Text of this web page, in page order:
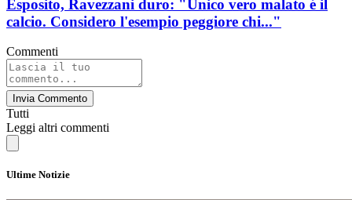
Esposito, Ravezzani duro: "Unico vero malato é il
calcio. Considero l'esempio peggiore chi..."
Commenti
Invia Commento
Tutti
Leggi altri commenti
Ultime Notizie